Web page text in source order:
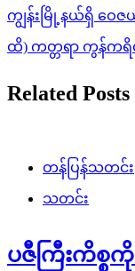
ကျွန်းမြို့နယ်ရှိ ဝေ
ထိ) ကတ္တရာ ကွန်ကရိ
Related Posts
တန်ပြန်သတင်း
သတင်း
ပဇီကြီးကိစ္